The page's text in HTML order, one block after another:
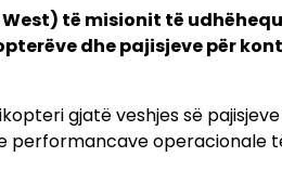
të misionit të
dhe pajisjeve për
gjatë veshjes së
performancave operacionale